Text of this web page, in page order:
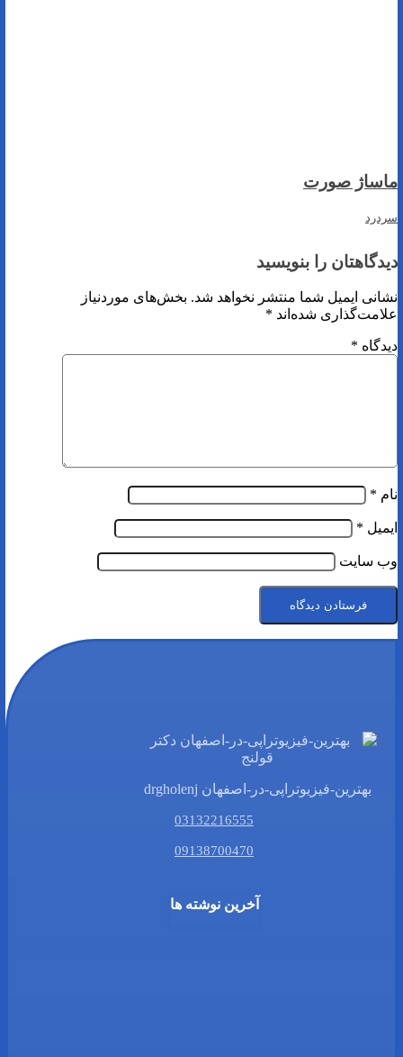
ماساژ صورت
سردرد
دیدگاهتان را بنویسید
نشانی ایمیل شما منتشر نخواهد شد. بخش‌های موردنیاز
علامت‌گذاری شده‌اند *
دیدگاه *
نام *
ایمیل *
وب‌ سایت
بهترین-فیزیوتراپی-در-اصفهان drgholenj
03132216555
09138700470
آخرین نوشته ها